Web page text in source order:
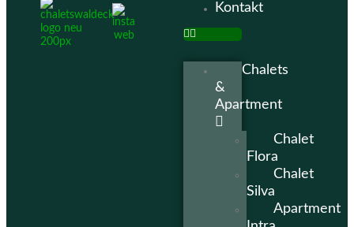
Kontakt
Chalets
&
Apartment
Chalet
Flora
Chalet
Silva
Apartment